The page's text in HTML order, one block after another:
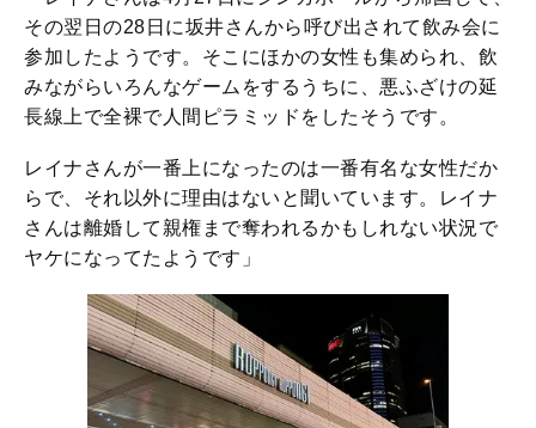
その翌日の28日に坂井さんから呼び出されて飲み会に
参加したようです。そこにほかの女性も集められ、飲
みながらいろんなゲームをするうちに、悪ふざけの延
長線上で全裸で人間ピラミッドをしたそうです。
レイナさんが一番上になったのは一番有名な女性だか
らで、それ以外に理由はないと聞いています。レイナ
さんは離婚して親権まで奪われるかもしれない状況で
ヤケになってたようです」